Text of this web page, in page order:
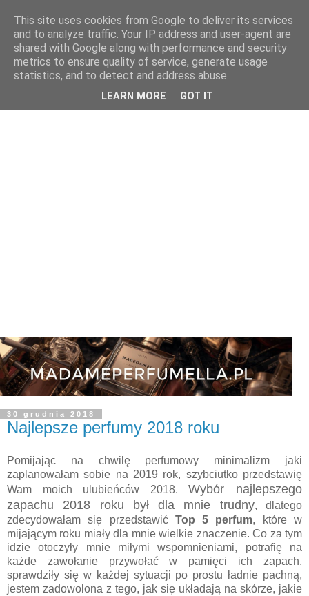
30 grudnia 2018
Najlepsze perfumy 2018 roku
Pomijając na chwilę perfumowy minimalizm jaki
zaplanowałam sobie na 2019 rok, szybciutko przedstawię
Wam moich ulubieńców 2018.Wybór najlepszego
zapachu 2018 roku był dla mnie trudny, dlatego
zdecydowałam się przedstawić Top 5 perfum, które w
mijającym roku miały dla mnie wielkie znaczenie. Co za tym
idzie otoczyły mnie miłymi wspomnieniami, potrafię na
każde zawołanie przywołać w pamięci ich zapach,
sprawdziły się w każdej sytuacji po prostu ładnie pachną,
jestem zadowolona z tego, jak się układają na skórze, jakie
This site uses cookies from Google to deliver its services
and to analyze traffic. Your IP address and user-agent are
shared with Google along with performance and security
metrics to ensure quality of service, generate usage
statistics, and to detect and address abuse.
LEARN MORE GOT IT